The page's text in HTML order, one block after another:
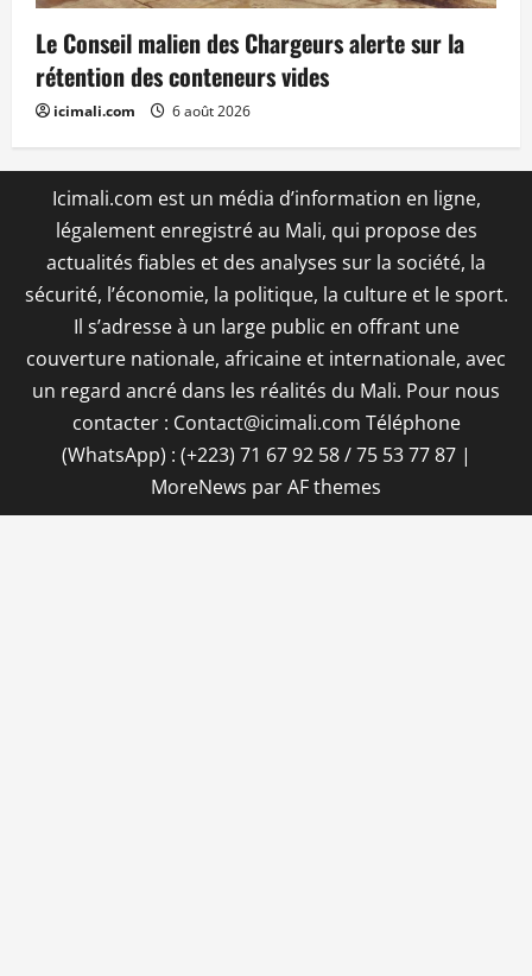
Le Conseil malien des Chargeurs alerte sur la
rétention des conteneurs vides
icimali.com 6 août 2026
Icimali.com est un média d’information en ligne,
légalement enregistré au Mali, qui propose des
actualités fiables et des analyses sur la société, la
sécurité, l’économie, la politique, la culture et le sport.
Il s’adresse à un large public en offrant une
couverture nationale, africaine et internationale, avec
un regard ancré dans les réalités du Mali. Pour nous
contacter : Contact@icimali.com Téléphone
(WhatsApp) : (+223) 71 67 92 58 / 75 53 77 87 |
MoreNews par AF themes